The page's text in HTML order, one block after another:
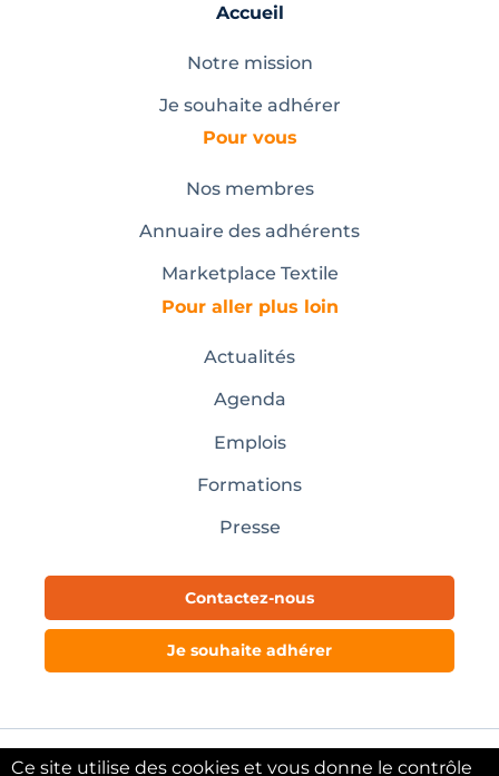
Accueil
Notre mission
Je souhaite adhérer
Pour vous
Nos membres
Annuaire des adhérents
Marketplace Textile
Pour aller plus loin
Actualités
Agenda
Emplois
Formations
Presse
Contactez-nous
Je souhaite adhérer
Mentions légales
Ce site utilise des cookies et vous donne le contrôle